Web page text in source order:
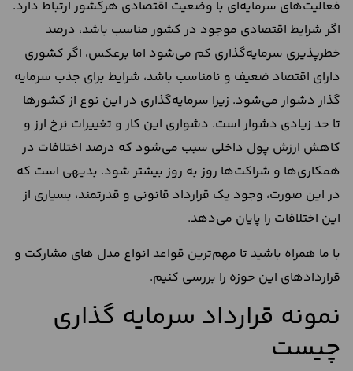
فعالیت‌های سرمایه‌ای با وضعیت اقتصادی هرکشور ارتباط دارد.
اگر شرایط اقتصادی موجود در کشور مناسب باشد، درصد
خطرپذیری سرمایه‌گذاری کم می‌شود اما برعکس، اگر کشوری
دارای اقتصاد ضعیف و نامناسب باشد، شرایط برای جذب سرمایه
گذار دشوار می‌شود. زیرا سرمایه‌گذاری در این نوع از کشور‌ها
تا حد زیادی دشوار است. دشواری این کار و تغییرات نرخ ارز و
کاهش ارزش پول داخلی سبب می‌شود که درصد اختلافات در
همکاری‌ها و شراکت‌ها روز به روز بیشتر شود. بدیهی است که
در این صورت، وجود یک قرارداد قانونی و قدرتمند، بسیاری از
این اختلافات را پایان می‌دهد.
با ما همراه باشید تا مهم‌ترین قواعد انواع مدل های مشارکت و
قراردادهای این حوزه را بررسی کنیم.
نمونه قرارداد سرمایه گذاری
چیست